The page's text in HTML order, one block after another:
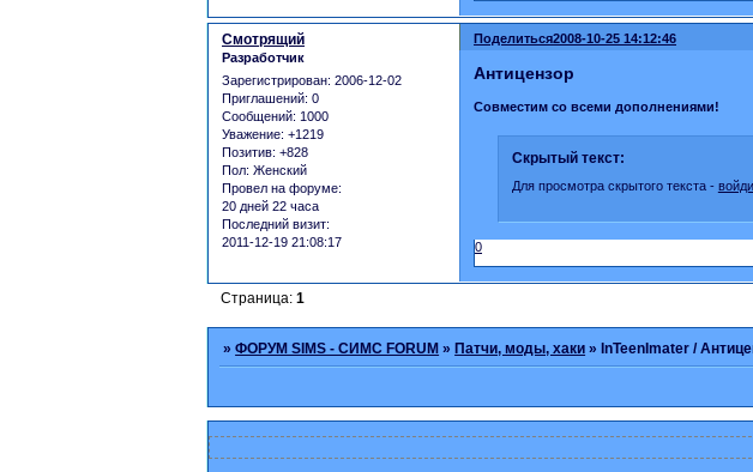
Поделиться2008-10-25 14:12:46
Смотрящий
Разработчик
Зарегистрирован: 2006-12-02
Приглашений: 0
Сообщений: 1000
Уважение: +1219
Позитив: +828
Пол: Женский
Провел на форуме:
20 дней 22 часа
Последний визит:
2011-12-19 21:08:17
Антицензор
Совместим со всеми дополнениями!
Скрытый текст:
Для просмотра скрытого текста -
0
Страница:1
»ФОРУМ SIMS - СИМС FORUM »Патчи, моды, хаки »InTeenImater /